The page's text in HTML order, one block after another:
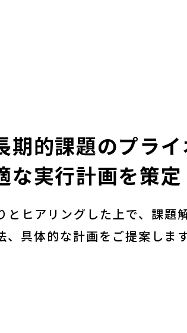
期的課題のプライ
な実行計画を策定
とヒアリングした上で、課題
具体的な計画をご提案します